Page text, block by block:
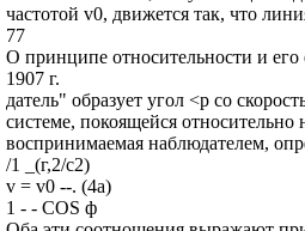
частотой v0, движется так, что
77
О принципе относительности и его
1907 г.
датель" образует угол <р со
системе, покоящейся относительно
воспринимаемая наблюдателем,
/1 _(г,2/с2)
v = v0 --. (4а)
1 - - COS ф